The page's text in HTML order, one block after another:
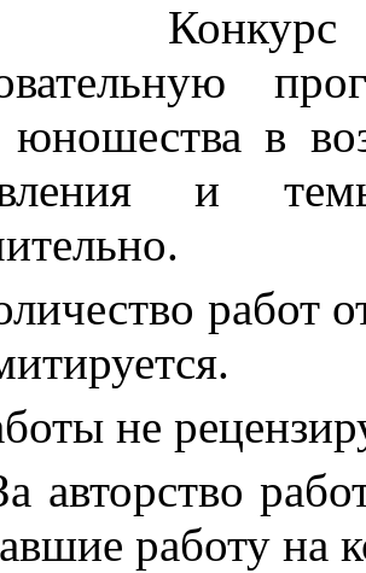
юношества в
и
работ
не
авторство
работу на